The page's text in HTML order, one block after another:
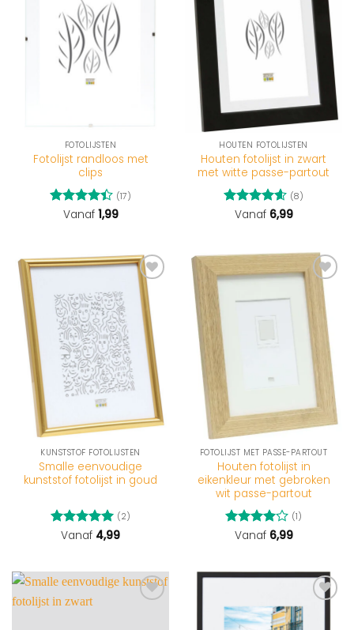
FOTOLIJSTEN
Fotolijst randloos met
clips
Gewaardeerd
(17)
Vanaf 1,99
HOUTEN FOTOLIJSTEN
Houten fotolijst in zwart
met witte passe-partout
Gewaardeerd
(8)
Vanaf 6,99
KUNSTSTOF FOTOLIJSTEN
Smalle eenvoudige
kunststof fotolijst in goud
Gewaardeerd
(2)
Vanaf 4,99
FOTOLIJST MET PASSE-PARTOUT
Houten fotolijst in
eikenkleur met gebroken
wit passe-partout
Gewaardeerd
(1)
Vanaf 6,99